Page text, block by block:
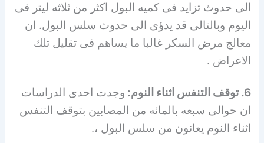
الى حدوث تزايد فى كميه البول اكثر من ثلاثه ليتر فى
اليوم وبالتالى قد يدؤى الى حدوث سلس البول. ان
معالج مرض السكر غالبا ما يساهم فى تقليل تلك
الاعراض .
6. توقف التنفس اثناء النوم:
وجدت احدى الدراسات
ان حوالى سبعه بالمائه من المصابين بتوقف التنفس
اثناء النوم يعانون من سلس البول ،.